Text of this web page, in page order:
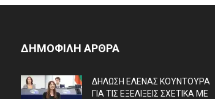
ΔΗΜΟΦΙΛΗ ΑΡΘΡΑ
ΔΗΛΩΣΗ ΕΛΕΝΑΣ ΚΟΥΝΤΟΥΡΑ
ΓΙΑ ΤΙΣ ΕΞΕΛΙΞΕΙΣ ΣΧΕΤΙΚΑ ΜΕ